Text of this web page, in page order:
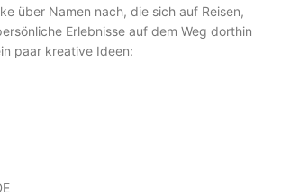
über Namen nach, die sich auf Reisen,
Erlebnisse auf dem Weg dorthin
paar kreative Ideen: